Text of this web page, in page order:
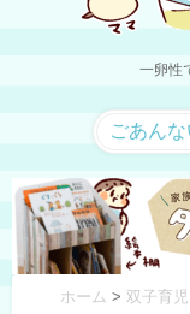
一卵性
ごあんな
ホーム > 双子育児